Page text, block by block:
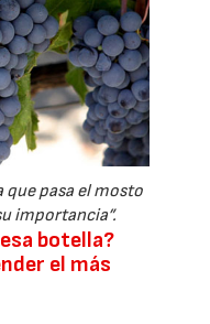
que pasa el mosto
importancia”.
botella?
el más